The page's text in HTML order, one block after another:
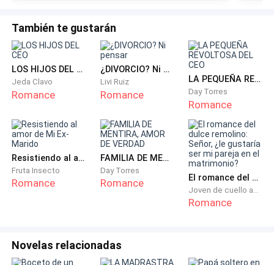
Inmediatamente, me doy la vuelta haciendo que él
deba soltarme tan solo un poco y le miro a esos ojos
profundos y sensuales que tiene –Vamos. — Digo y le
tomo de la mano en un acto de valentía y seducción
absoluto.
mis amigas y tomo mi bolso –Chicas, nos hablamos
mañana. — Les digo e intento no prestar atención a la
manera que me miran y mucho menos a sus
comentarios y así, sin más sigo caminando con el
vez más y me pega a él para besarme como si mi
boca hubiese sido aquello que estuvo esperando toda
También te gustarán
LOS HIJOS DEL CEO
Jeda Clavo
Romance
¿DIVORCIO? Ni pensar
Livi Ruiz
Romance
LA PEQUEÑA REVOLTOSA DEL CEO
Day Torres
Romance
Resistiendo al amor de Mi Ex-Marido
Fruta Insecto
Romance
FAMILIA DE MENTIRA, AMOR DE VERDAD
Day Torres
Romance El romance del dulce remolino: Señor, ¿le gustaría ser mi pareja en el matrimonio?
Joven de cuello azul
Romance
Novelas relacionadas